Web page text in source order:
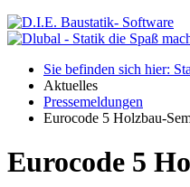
Sie befinden sich hier:
Aktuelles
Pressemeldungen
Eurocode 5 Holzbau-
Eurocode 5